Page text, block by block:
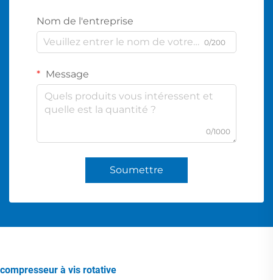
Nom de l'entreprise
0/200
Message
0/1000
Soumettre
compresseur à vis rotative